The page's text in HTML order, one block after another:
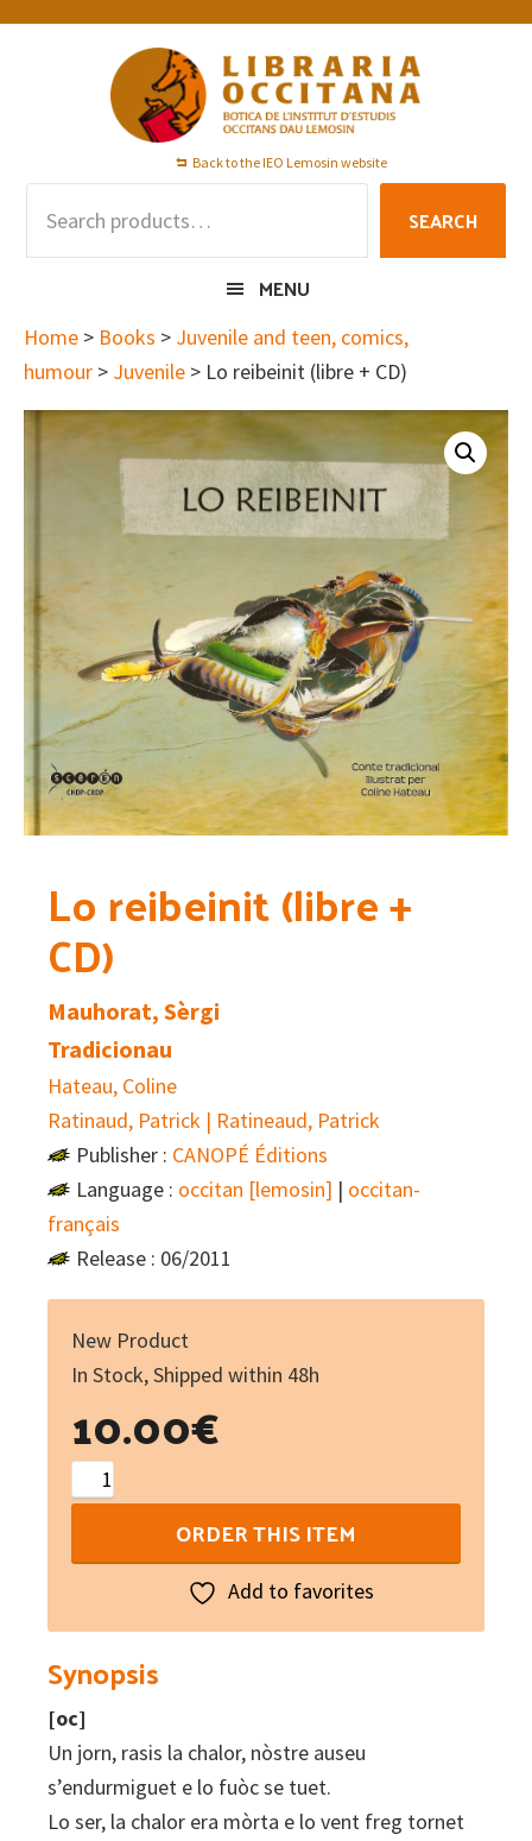
Skip
Skip
Skip
Back to the IEO Lemosin website
SEARCH
MENU
Home > Books > Juvenile and teen, comics,
humour > Juvenile > Lo reibeinit (libre + CD)
Lo reibeinit (libre +
CD)
Mauhorat, Sèrgi
Tradicionau
Hateau, Coline
Ratinaud, Patrick | Ratineaud, Patrick
Publisher : CANOPÉ Éditions
Language : occitan [lemosin] | occitan-
français
Release : 06/2011
New Product
In Stock, Shipped within 48h
10.00€
reibeinit
ORDER THIS ITEM
Add to favorites
Synopsis
[oc]
Un jorn, rasis la chalor, nòstre auseu
s’endurmiguet e lo fuòc se tuet.
Lo ser, la chalor era mòrta e lo vent freg tornet